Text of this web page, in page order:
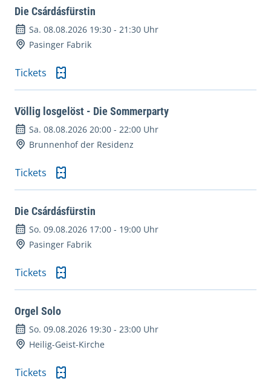
Die Csárdásfürstin
Sa. 08.08.2026 19:30 - 21:30 Uhr
Pasinger Fabrik
Tickets
Völlig losgelöst - Die Sommerparty
Sa. 08.08.2026 20:00 - 22:00 Uhr
Brunnenhof der Residenz
Tickets
Die Csárdásfürstin
So. 09.08.2026 17:00 - 19:00 Uhr
Pasinger Fabrik
Tickets
Orgel Solo
So. 09.08.2026 19:30 - 23:00 Uhr
Heilig-Geist-Kirche
Tickets